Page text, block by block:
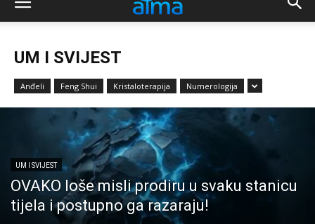
UM I SVIJEST
Anđeli Feng Shui Kristaloterapija Numerologija
UM I SVIJEST
OVAKO loše misli prodiru u svaku stanicu
tijela i postupno ga razaraju!